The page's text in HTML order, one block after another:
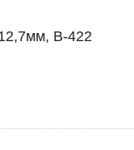
B-422